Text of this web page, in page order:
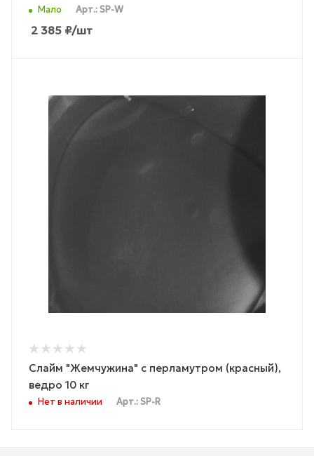
Мало Арт.: SP-W
2 385 ₽/шт
Слайм "Жемчужина" с перламутром (красный),
ведро 10 кг
Нет в наличии Арт.: SP-R